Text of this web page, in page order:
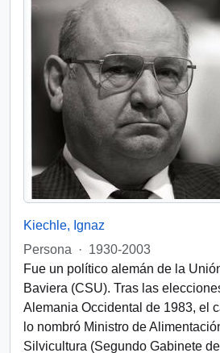
Kiechle, Ignaz
Persona
· 1930-2003
Fue un político alemán de la
Baviera (CSU). Tras las
Alemania Occidental de 1983, el
lo nombró Ministro de
Silvicultura (Segundo Gabinete